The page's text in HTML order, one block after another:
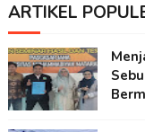
ARTIKEL